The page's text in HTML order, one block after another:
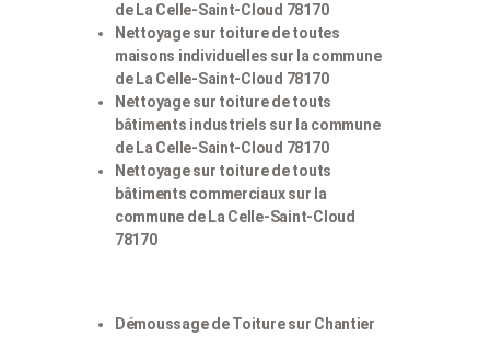
de La Celle-Saint-Cloud 78170
Nettoyage sur toiture de toutes
maisons individuelles sur la commune
de La Celle-Saint-Cloud 78170
Nettoyage sur toiture de touts
bâtiments industriels sur la commune
de La Celle-Saint-Cloud 78170
Nettoyage sur toiture de touts
bâtiments commerciaux sur la
commune de La Celle-Saint-Cloud
78170
Démoussage de Toiture sur Chantier